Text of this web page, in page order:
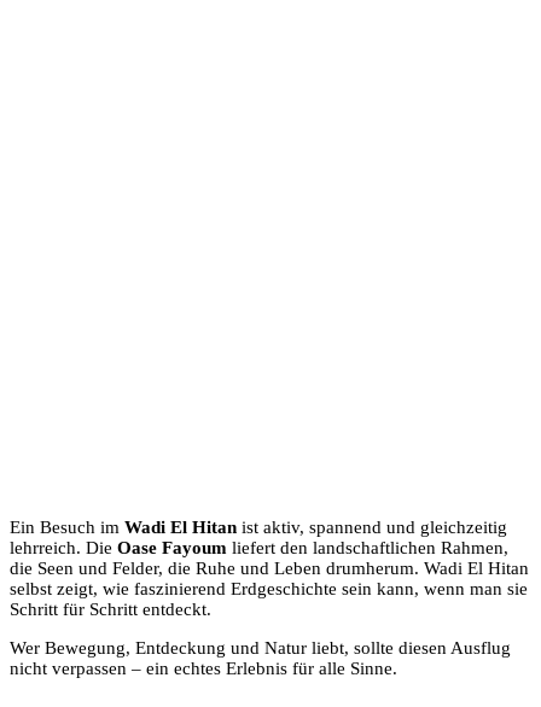
Ein Besuch im Wadi El Hitan ist aktiv, spannend und gleichzeitig
lehrreich. Die Oase Fayoum liefert den landschaftlichen Rahmen,
die Seen und Felder, die Ruhe und Leben drumherum. Wadi El Hitan
selbst zeigt, wie faszinierend Erdgeschichte sein kann, wenn man sie
Schritt für Schritt entdeckt.
Wer Bewegung, Entdeckung und Natur liebt, sollte diesen Ausflug
nicht verpassen – ein echtes Erlebnis für alle Sinne.